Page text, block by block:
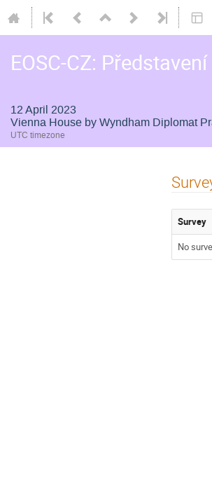
EOSC-CZ:
12 April 2023
Vienna House by Wyndham Diplomat
UTC timezone
Survey
No